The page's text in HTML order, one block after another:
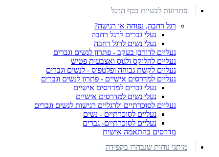
פתרונות לבעיות בכף הרגל
רגל רחבה, נפוחה או רגישה?
נעלי גברים לרגל רחבה
נעלי נשים לרגל רחבה
נעליים לדורבן בעקב - פתרון לנשים וגברים
נעליים להלוקס ולגוס ואצבעות פטיש
נעליים לקשת גבוהה ופלטפוס - לנשים וגברים
נעליים למדרסים אישיים - פתרון לנשים וגברים
נעלי גברים למדרסים אישיים
נעלי נשים למדרסים אישיים
נעליים לסוכרתיים ולרגליים רגישות לנשים וגברים
נעליים לסוכרתיים - נשים
נעליים לסוכרתיים- גברים
מדרסים בהתאמה אישית
מותגי נוחות שנבחרו בקפידה